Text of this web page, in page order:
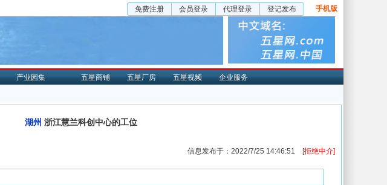
免费注册 会员登录 代理登录 登记发布 手机版
产业园集 五星商铺 五星厂房 五星视频
企业服务
湖州 浙江慧兰科创中心的工位
信息发布于：2022/7/25 14:46:51 [拒绝中介]